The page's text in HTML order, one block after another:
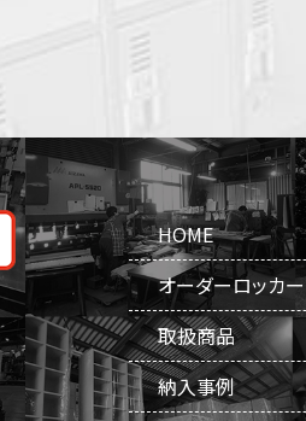
HOME
オーダーロッカー
取扱商品
納入事例